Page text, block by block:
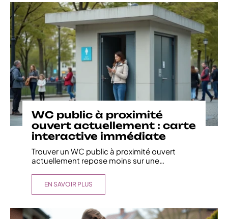
WC public à proximité
ouvert actuellement : carte
interactive immédiate
Trouver un WC public à proximité ouvert
actuellement repose moins sur une…
EN SAVOIR PLUS